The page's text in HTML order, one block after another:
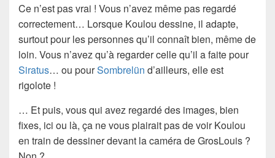
Ce n’est pas vrai ! Vous n’avez même pas regardé
correctement… Lorsque Koulou dessine, il adapte,
surtout pour les personnes qu’il connaît bien, même de
loin. Vous n’avez qu’à regarder celle qu’il a faite pour
Siratus… ou pourSombrelün d’ailleurs, elle est
rigolote !
… Et puis, vous qui avez regardé des images, bien
fixes, ici ou là, ça ne vous plairait pas de voir Koulou
en train de dessiner devant la caméra de GrosLouis ?